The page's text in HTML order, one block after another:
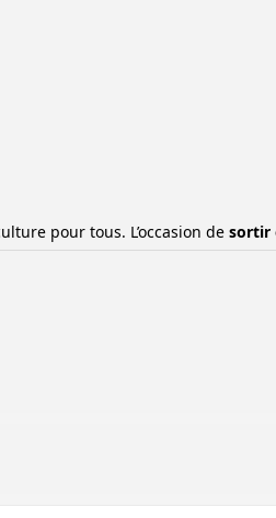
pour tous. L’occasion de sortir